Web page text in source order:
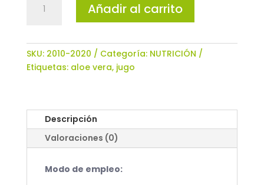
ALOE
NATURAL
1:1
ESTABILIZADO
cantidad
Añadir al carrito
SKU: 2010-2020 Categoría: NUTRICIÓN
Etiquetas: aloe vera, jugo
Descripción
Valoraciones (0)
Modo de empleo: